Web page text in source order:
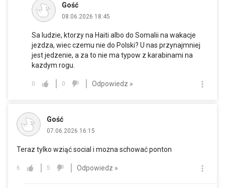
Gość
08.06.2026 18:45
Sa ludzie, ktorzy na Haiti albo do Somalii na wakacje
jezdza, wiec czemu nie do Polski? U nas przynajmniej
jest jedzenie, a za to nie ma typow z karabinami na
kazdym rogu.
0 0 Odpowiedz »
Gość
07.06.2026 16:15
Teraz tylko wziąć social i można schować ponton
6 5 Odpowiedz »